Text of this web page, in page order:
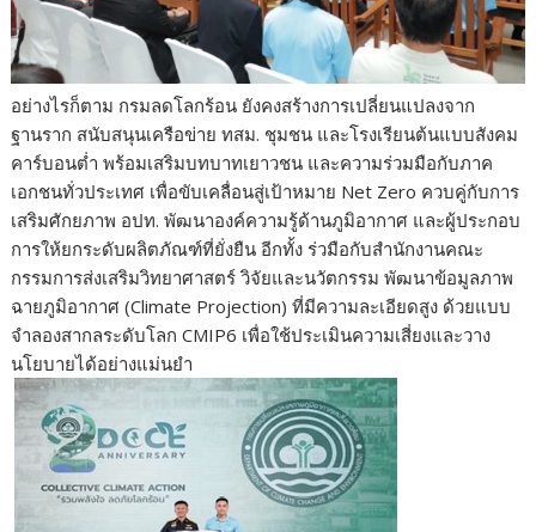
อย่างไรก็ตาม กรมลดโลกร้อน ยังคงสร้างการเปลี่ยนแปลงจาก
ฐานราก สนับสนุนเครือข่าย ทสม. ชุมชน และโรงเรียนต้นแบบสังคม
คาร์บอนต่ำ พร้อมเสริมบทบาทเยาวชน และความร่วมมือกับภาค
เอกชนทั่วประเทศ เพื่อขับเคลื่อนสู่เป้าหมาย Net Zero ควบคู่กับการ
เสริมศักยภาพ อปท. พัฒนาองค์ความรู้ด้านภูมิอากาศ และผู้ประกอบ
การให้ยกระดับผลิตภัณฑ์ที่ยั่งยืน อีกทั้ง ร่วมือกับสำนักงานคณะ
กรรมการส่งเสริมวิทยาศาสตร์ วิจัยและนวัตกรรม พัฒนาข้อมูลภาพ
ฉายภูมิอากาศ (Climate Projection) ที่มีความละเอียดสูง ด้วยแบบ
จำลองสากลระดับโลก CMIP6 เพื่อใช้ประเมินความเสี่ยงและวาง
นโยบายได้อย่างแม่นยำ